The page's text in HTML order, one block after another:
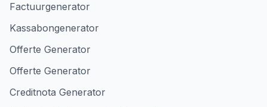
Factuurgenerator
Kassabongenerator
Offerte Generator
Offerte Generator
Creditnota Generator